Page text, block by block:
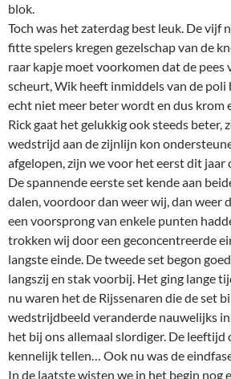
blok.
Toch was het zaterdag best leuk. De vijf
fitte spelers kregen gezelschap van de
raar kapje moet voorkomen dat de pees
scheurt, Wik heeft inmiddels van de poli
echt niet meer beter wordt en dus krom
Rick gaat het gelukkig ook steeds beter,
wedstrijd aan de zijnlijn kon
afgelopen, zijn we voor het eerst dit
De spannende eerste set kende aan
dalen, voordoor dan weer wij, dan weer
een voorsprong van enkele punten
trokken wij door een geconcentreerde
langste einde. De tweede set begon
langszij en stak voorbij. Het ging lange
nu waren het de Rijssenaren die de set
wedstrijdbeeld veranderde nauwelijks in
het bij ons allemaal slordiger. De leeftijd
kennelijk tellen… Ook nu was de
In de laatste wisten we in het begin nog